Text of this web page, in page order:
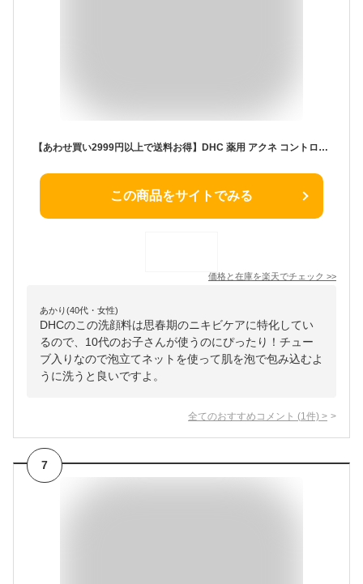
【あわせ買い2999円以上で送料お得】DHC 薬用 アクネ コントロール フレッシュ フォーミングウォッシュ 130g （ 4511413308646 ）洗顔料 洗顔フォーム dhc
この商品をサイトでみる
価格と在庫を楽天でチェック >>
あかり(40代・女性)
DHCのこの洗顔料は思春期のニキビケアに特化してい
るので、10代のお子さんが使うのにぴったり！チュー
ブ入りなので泡立てネットを使って肌を泡で包み込むよ
うに洗うと良いですよ。
全てのおすすめコメント (1 件) >
7